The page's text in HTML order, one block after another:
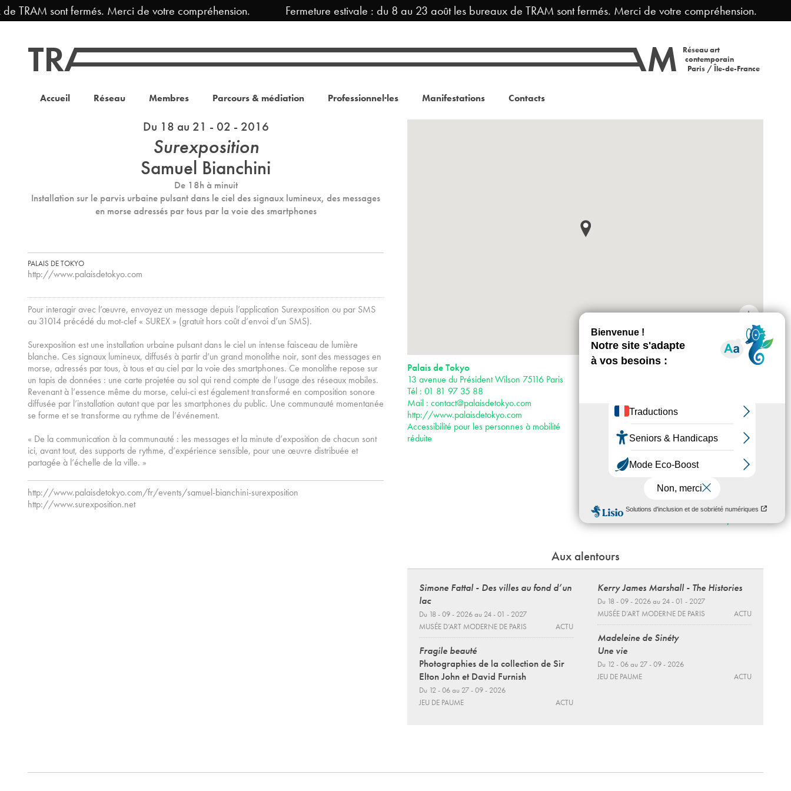
sont fermés. Merci de votre compréhension. Fermeture estivale : du 8 au 23 août les bureaux de TRAM sont fermés. Merci de votre compréhension.
Réseau art
contemporain
Paris / Île-de-France
Accueil Réseau Membres Parcours & médiation Professionnel·les Manifestations Contacts
Du 18 au 21 - 02 - 2016
Surexposition
Samuel Bianchini
De 18h à minuit
Installation sur le parvis urbaine pulsant dans le ciel des signaux lumineux, des messages
en morse adressés par tous par la voie des smartphones
PALAIS DE TOKYO
http://www.palaisdetokyo.com
Pour interagir avec l’œuvre, envoyez un message depuis l’application Surexposition ou par SMS
au 31014 précédé du mot-clef « SUREX » (gratuit hors coût d’envoi d’un SMS).
Surexposition est une installation urbaine pulsant dans le ciel un intense faisceau de lumière
blanche. Ces signaux lumineux, diffusés à partir d’un grand monolithe noir, sont des messages en
morse, adressés par tous, à tous et au ciel par la voie des smartphones. Ce monolithe repose sur
un tapis de données : une carte projetée au sol qui rend compte de l’usage des réseaux mobiles.
Revenant à l’essence même du morse, celui-ci est également transformé en composition sonore
diffusée par l’installation autant que par les smartphones du public. Une communauté momentanée
se forme et se transforme au rythme de l’événement.
« De la communication à la communauté : les messages et la minute d’exposition de chacun sont
ici, avant tout, des supports de rythme, d’expérience sensible, pour une œuvre distribuée et
partagée à l’échelle de la ville. »
http://www.palaisdetokyo.com/fr/events/samuel-bianchini-surexposition
http://www.surexposition.net
-
Palais de Tokyo
13 avenue du Président Wilson 75116 Paris
Tél : 01 81 97 35 88
Mail : contact@palaisdetokyo.com
http://www.palaisdetokyo.com
Accessibilité pour les personnes à mobilité
réduite
Horaires : 12h-22h : tous les jours sauf le
public.
Gratuité : - 18 ans.
Accès :
· Métro 9
· RER C
· Bus 32, 42, 63, 72, 80, 82, 92
· Vélib’ 4 rue de Longchamp ; 4 avenue
Marceau ; place de la reine Astrid ; 45
avenue Marceau ou 3 avenue Bosquet
Aux alentours
Simone Fattal - Des villes au fond d’un
lac
Du 18 - 09 - 2026 au 24 - 01 - 2027
MUSÉE D’ART MODERNE DE PARIS
ACTU
Fragile beauté
Photographies de la collection de Sir
Elton John et David Furnish
Du 12 - 06 au 27 - 09 - 2026
JEU DE PAUME
ACTU
Kerry James Marshall - The Histories
Du 18 - 09 - 2026 au 24 - 01 - 2027
MUSÉE D’ART MODERNE DE PARIS
ACTU
Madeleine de Sinéty
Une vie
Du 12 - 06 au 27 - 09 - 2026
JEU DE PAUME
ACTU